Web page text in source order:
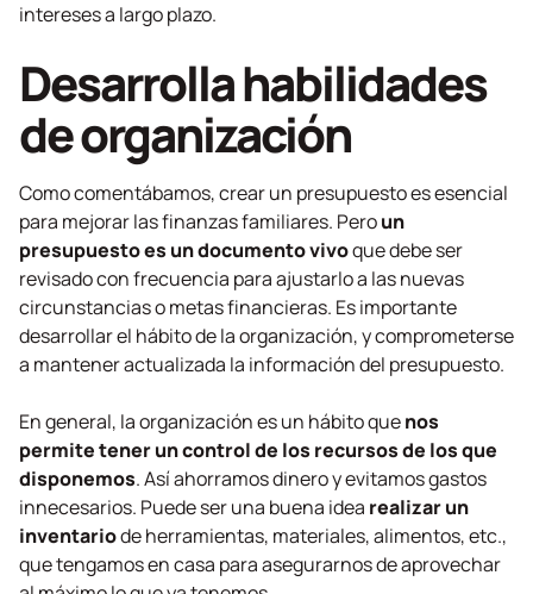
intereses a largo plazo.
Desarrolla habilidades
de organización
Como comentábamos, crear un presupuesto es esencial
para mejorar las finanzas familiares. Peroun
presupuesto es un documento vivoque debe ser
revisado con frecuencia para ajustarlo a las nuevas
circunstancias o metas financieras. Es importante
desarrollar el hábito de la organización, y comprometerse
a mantener actualizada la información del presupuesto.
En general, la organización es un hábito quenos
permite tener un control de los recursos de los que
disponemos. Así ahorramos dinero y evitamos gastos
innecesarios. Puede ser una buena idea realizar un
inventariode herramientas, materiales, alimentos, etc.,
que tengamos en casa para asegurarnos de aprovechar